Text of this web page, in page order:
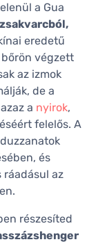
a Gua
eredetű
végzett
az izmok
de a
a nyirok,
felelős. A
és
ráadásul az
részesíted